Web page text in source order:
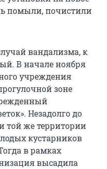
помыли, почистили
вандализма, к
В начале ноября
учреждения
зоне
Незадолго до
той же территории
кустарников
в рамках
высадила